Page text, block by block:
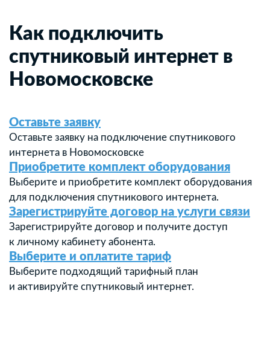
Как подключить
спутниковый интернет в
Новомосковске
Оставьте заявку
Оставьте заявку на подключение спутникового
интернета в Новомосковске
Приобретите комплект оборудования
Выберите и приобретите комплект оборудования
для подключения спутникового интернета.
Зарегистрируйте договор на услуги связи
Зарегистрируйте договор и получите доступ
к личному кабинету абонента.
Выберите и оплатите тариф
Выберите подходящий тарифный план
и активируйте спутниковый интернет.